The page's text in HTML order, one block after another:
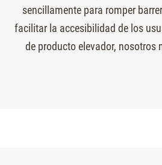
sencillamente para romper
facilitar la accesibilidad de los
de producto elevador, nosotros